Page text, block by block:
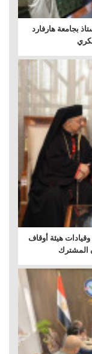
بجامعة هارفارد
هيئة أوقاف
المشترك